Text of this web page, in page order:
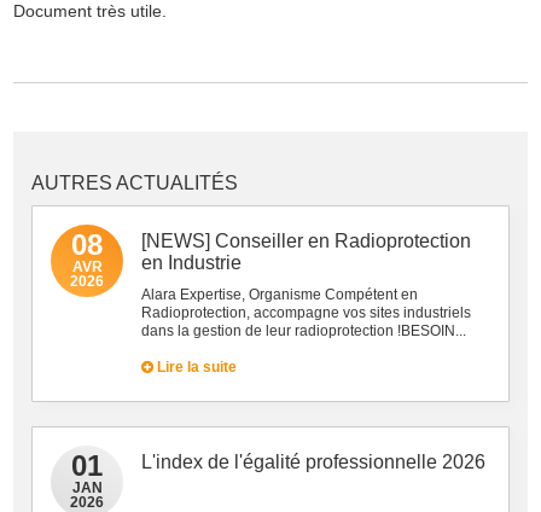
Document très utile.
AUTRES ACTUALITÉS
08
AVR
2026
[NEWS] Conseiller en Radioprotection
en Industrie
Alara Expertise, Organisme Compétent en
Radioprotection, accompagne vos sites industriels
dans la gestion de leur radioprotection !BESOIN...
Lire la suite
01
JAN
2026
L'index de l'égalité professionnelle 2026